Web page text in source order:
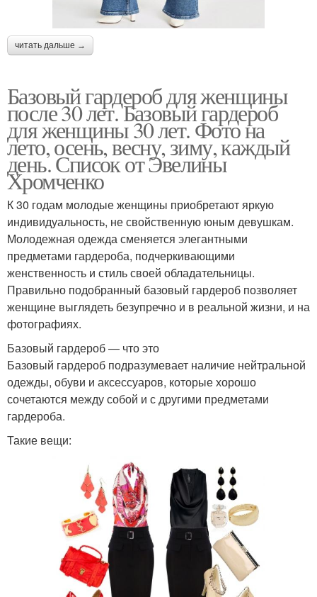
читать дальше →
Базовый гардероб для женщины
после 30 лет. Базовый гардероб
для женщины 30 лет. Фото на
лето, осень, весну, зиму, каждый
день. Список от Эвелины
Хромченко
К 30 годам молодые женщины приобретают яркую
индивидуальность, не свойственную юным девушкам.
Молодежная одежда сменяется элегантными
предметами гардероба, подчеркивающими
женственность и стиль своей обладательницы.
Правильно подобранный базовый гардероб позволяет
женщине выглядеть безупречно и в реальной жизни, и на
фотографиях.
Базовый гардероб — что это
Базовый гардероб подразумевает наличие нейтральной
одежды, обуви и аксессуаров, которые хорошо
сочетаются между собой и с другими предметами
гардероба.
Такие вещи: